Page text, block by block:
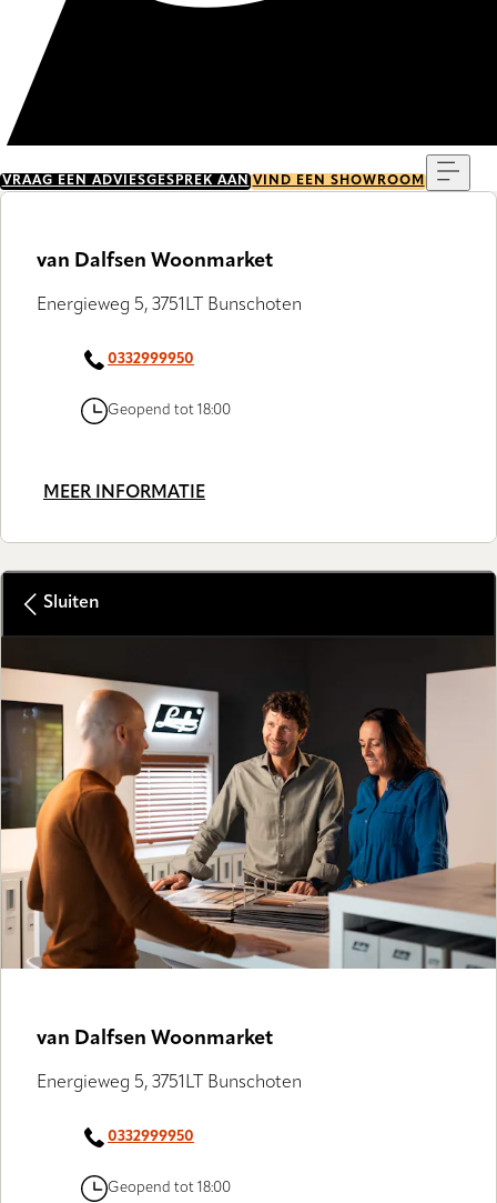
VRAAG EEN ADVIESGESPREK AAN VIND EEN SHOWROOM
van Dalfsen Woonmarket
Energieweg 5, 3751LT Bunschoten
0332999950
Geopend tot 18:00
MEER INFORMATIE
Sluiten
van Dalfsen Woonmarket
Energieweg 5, 3751LT Bunschoten
0332999950
Geopend tot 18:00